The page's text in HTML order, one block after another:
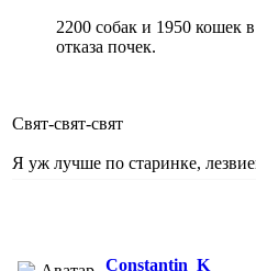
2200 собак и 1950 кошек
отказа почек.
Свят-свят-свят
Я уж лучше по старинке,
Constantin_K